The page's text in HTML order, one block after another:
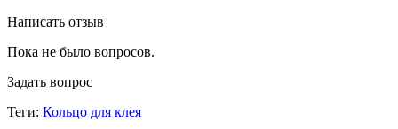
Написать отзыв
Пока не было вопросов.
Задать вопрос
Теги: Кольцо для клея